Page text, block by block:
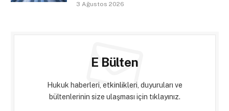
3 Ağustos 2026
E Bülten
Hukuk haberleri, etkinlikleri, duyuruları ve
bültenlerinin size ulaşması için tıklayınız.